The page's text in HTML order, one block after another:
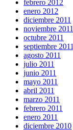
febrero 2012
enero 2012
diciembre 2011
noviembre 2011
octubre 2011
septiembre 2011
agosto 2011
julio 2011
junio 2011
mayo 2011
abril 2011
marzo 2011
febrero 2011
enero 2011
diciembre 2010